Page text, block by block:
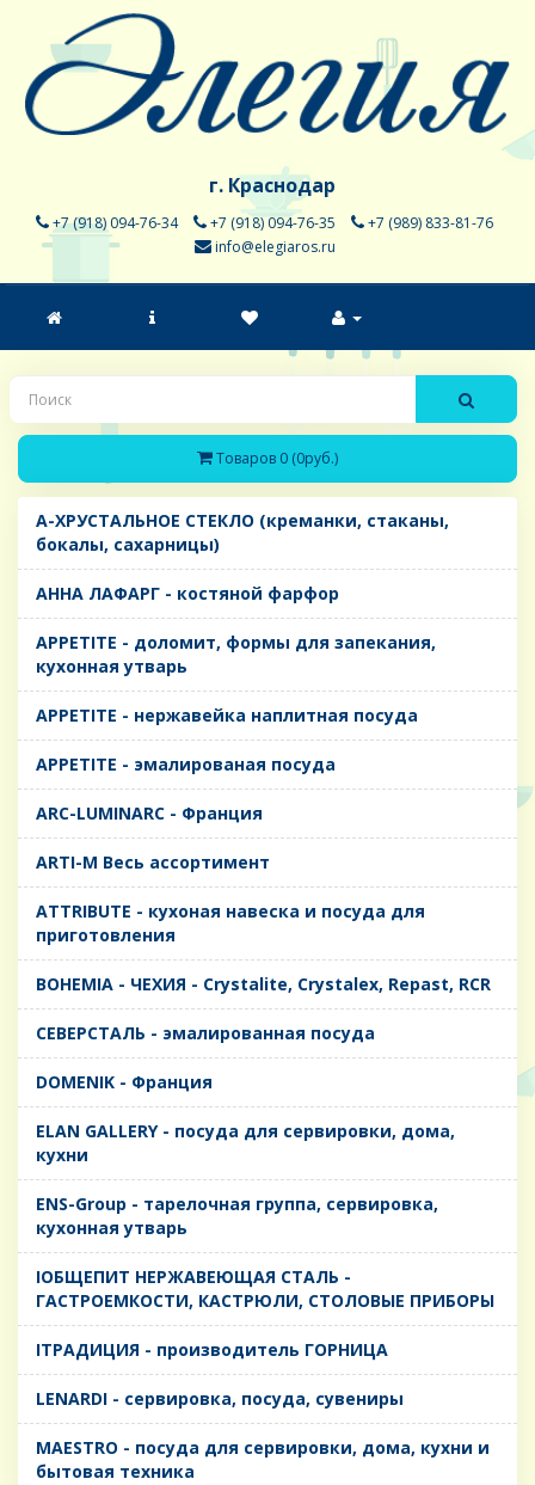
г. Краснодар
+7 (918) 094-76-34 +7 (918) 094-76-35
+7 (989) 833-81-76
info@elegiaros.ru
Товаров 0 (0руб.)
A-ХРУСТАЛЬНОЕ СТЕКЛО (креманки, стаканы,
бокалы, сахарницы)
AHHA ЛАФАРГ - костяной фарфор
APPETITE - доломит, формы для запекания,
кухонная утварь
APPETITE - нержавейка наплитная посуда
APPETITE - эмалированая посуда
ARC-LUMINARC - Франция
ARTI-M Весь ассортимент
ATTRIBUTE - кухоная навеска и посуда для
приготовления
BOHEMIA - ЧЕХИЯ - Crystalite, Crystalex, Repast, RCR
CЕВЕРСТАЛЬ - эмалированная посуда
DOMENIK - Франция
ELAN GALLERY - посуда для сервировки, дома,
кухни
ENS-Group - тарелочная группа, сервировка,
кухонная утварь
IОБЩЕПИТ НЕРЖАВЕЮЩАЯ СТАЛЬ -
ГАСТРОЕМКОСТИ, КАСТРЮЛИ, СТОЛОВЫЕ ПРИБОРЫ
IТРАДИЦИЯ - производитель ГОРНИЦА
LENARDI - сервировка, посуда, сувениры
MAESTRO - посуда для сервировки, дома, кухни и
бытовая техника